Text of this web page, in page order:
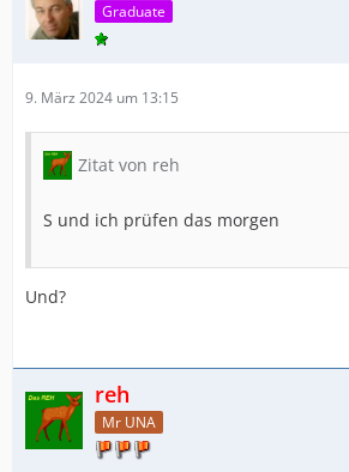
Graduate
9. März 2024 um 13:15
Zitat von reh
S und ich prüfen das morgen
Und?
reh
Mr UNA